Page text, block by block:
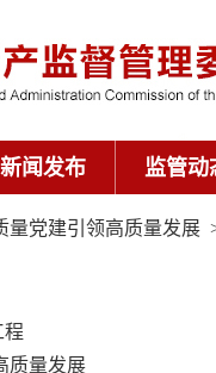
新闻发布 监管动
量党建引领高质量发展
程
质量发展